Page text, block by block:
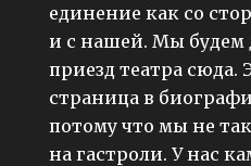
единение как со
и с нашей. Мы будем
приезд театра сюда.
страница в
потому что мы не
на гастроли. У нас